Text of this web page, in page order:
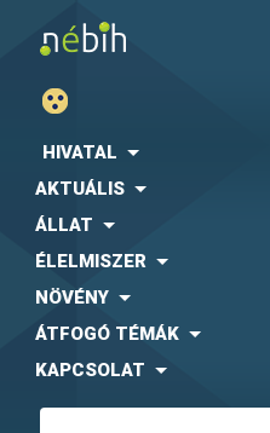
HIVATAL
AKTUÁLIS
ÁLLAT
ÉLELMISZER
NÖVÉNY
ÁTFOGÓ TÉMÁK
KAPCSOLAT